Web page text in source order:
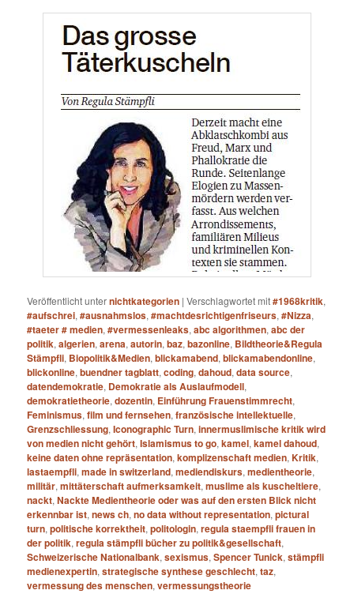
Veröffentlicht unternichtkategorien |Verschlagwortet mit#1968kritik,
#aufschrei,#ausnahmslos,#machtdesrichtigenfriseurs,#Nizza,
#taeter # medien,#vermessenleaks,abc algorithmen,abc der
politik,algerien,arena,autorin,baz,bazonline, Bildtheorie&Regula
Stämpfli, Biopolitik&Medien,blickamabend,blickamabendonline,
blickonline,buendner tagblatt,coding,dahoud,data source,
datendemokratie, Demokratie als Auslaufmodell,
demokratietheorie,dozentin, Einführung Frauenstimmrecht,
Feminismus,film und fernsehen,französische intellektuelle,
Grenzschliessung,Iconographic Turn,innermuslimische kritik wird
von medien nicht gehört,Islamismus to go,kamel,kamel dahoud,
keine daten ohne repräsentation,komplizenschaft medien,Kritik,
lastaempfli,made in switzerland,mediendiskurs,medientheorie,
militär,mittäterschaft aufmerksamkeit,muslime als kuscheltiere,
nackt,Nackte Medientheorie oder was auf den ersten Blick nicht
erkennbar ist,news ch,no data without representation,pictural
turn,politische korrektheit,politologin,regula staempfli frauen in
der politik,regula stämpfli bücher zu politik&gesellschaft,
Schweizerische Nationalbank,sexismus,Spencer Tunick,stämpfli
medienexpertin,strategische synthese geschlecht,taz,
vermessung des menschen,vermessungstheorie